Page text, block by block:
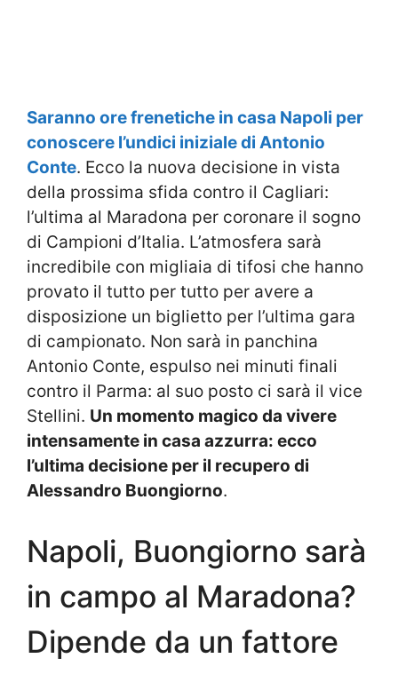
Saranno ore frenetiche in casa Napoli per
conoscere l’undici iniziale di Antonio
Conte. Ecco la nuova decisione in vista
della prossima sfida contro il Cagliari:
l’ultima al Maradona per coronare il sogno
di Campioni d’Italia. L’atmosfera sarà
incredibile con migliaia di tifosi che hanno
provato il tutto per tutto per avere a
disposizione un biglietto per l’ultima gara
di campionato. Non sarà in panchina
Antonio Conte, espulso nei minuti finali
contro il Parma: al suo posto ci sarà il vice
Stellini. Un momento magico da vivere
intensamente in casa azzurra: ecco
l’ultima decisione per il recupero di
Alessandro Buongiorno.
Napoli, Buongiorno sarà
in campo al Maradona?
Dipende da un fattore